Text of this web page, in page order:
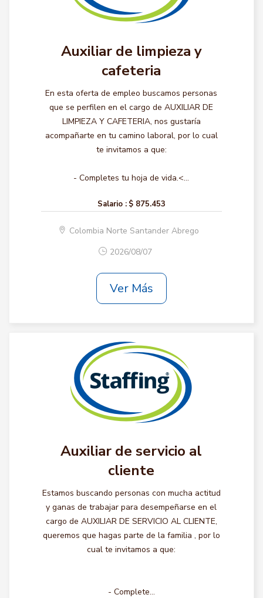
Auxiliar de limpieza y
cafeteria
En esta oferta de empleo buscamos personas
que se perfilen en el cargo de AUXILIAR DE
LIMPIEZA Y CAFETERIA, nos gustaría
acompañarte en tu camino laboral, por lo cual
te invitamos a que:
- Completes tu hoja de vida.<...
Salario : $ 875.453
Colombia Norte Santander Abrego
2026/08/07
Ver Más
Auxiliar de servicio al
cliente
Estamos buscando personas con mucha actitud
y ganas de trabajar para desempeñarse en el
cargo de AUXILIAR DE SERVICIO AL CLIENTE,
queremos que hagas parte de la familia , por lo
cual te invitamos a que:
- Complete...